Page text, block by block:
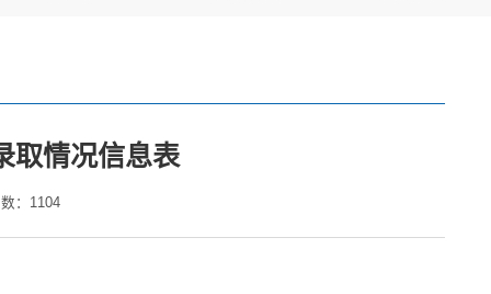
取情况信息表
： 1104